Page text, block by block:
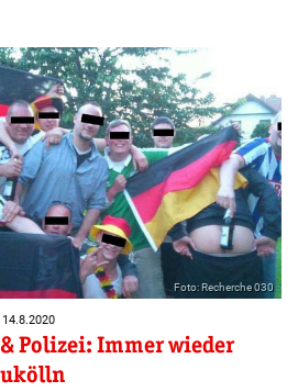
Foto: Recherche 030
Polizei: Immer wieder